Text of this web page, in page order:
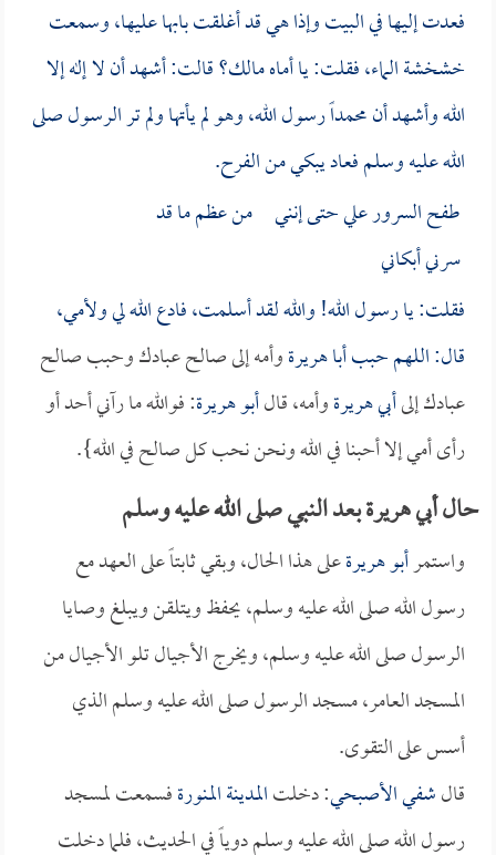
فعدت إليها في البيت وإذا هي قد أغلقت بابها عليها، وسمعت
خشخشة الماء، فقلت: يا أماه مالك؟ قالت: أشهد أن لا إله إلا
الله وأشهد أن محمداً رسول الله، وهو لم يأتها ولم تر الرسول صلى
الله عليه وسلم فعاد يبكي من الفرح.
طفح السرور علي حتى إنني من عظم ما قد
سرني أبكاني
فقلت: يا رسول الله! والله لقد أسلمت، فادع الله لي ولأمي،
قال: اللهم حببأبا هريرةوأمه إلى صالح عبادك وحبب صالح
عبادك إلىأبي هريرةوأمه، قالأبو هريرة: فوالله ما رآني أحد أو
رأى أمي إلا أحبنا في الله ونحن نحب كل صالح في الله}.
حال أبي هريرة بعد النبي صلى الله عليه وسلم
واستمرأبو هريرةعلى هذا الحال، وبقي ثابتاً على العهد مع
رسول الله صلى الله عليه وسلم، يحفظ ويتلقن ويبلغ وصايا
الرسول صلى الله عليه وسلم، ويخرج الأجيال تلو الأجيال من
المسجد العامر، مسجد الرسول صلى الله عليه وسلم الذي
أسس على التقوى.
قالشفي الأصبحي: دخلتالمدينة المنورةفسمعت لمسجد
رسول الله صلى الله عليه وسلم دوياً في الحديث، فلما دخلت